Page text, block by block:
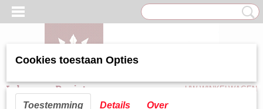
Inloggen Registreren UW WINKELWAGEN
Cookies toestaan Opties
Toestemming Details Over